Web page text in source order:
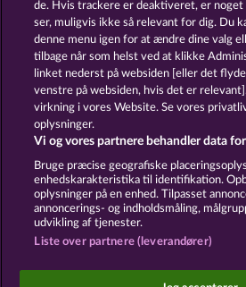
WILD RAPA NUI DUCK
Vilkår og betingelser
Kontakt
Indsend anmodning om
Sociale kasinospil har
de. Hvis trackere er deaktiveret, er noget
ser, muligvis ikke så relevant for dig. Du
denne menu igen for at ændre dine valg
tilbage når som helst ved at klikke
linket nederst på websiden [eller det
venstre på websiden, hvis det er
virkning i vores Website. Se vores
oplysninger.
Vi og vores partnere behandler data
Bruge præcise geografiske
enhedskarakteristika til identifikation.
oplysninger på en enhed. Tilpasset
annoncerings- og indholdsmåling,
udvikling af tjenester.
Liste over partnere (leverandører)